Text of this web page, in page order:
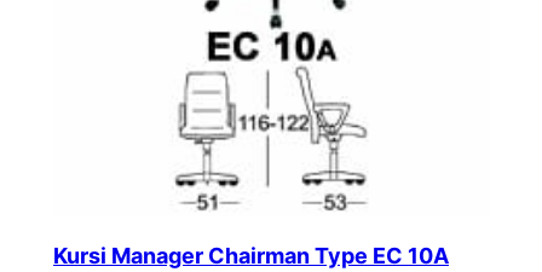
Kursi Manager Chairman Type EC 10A